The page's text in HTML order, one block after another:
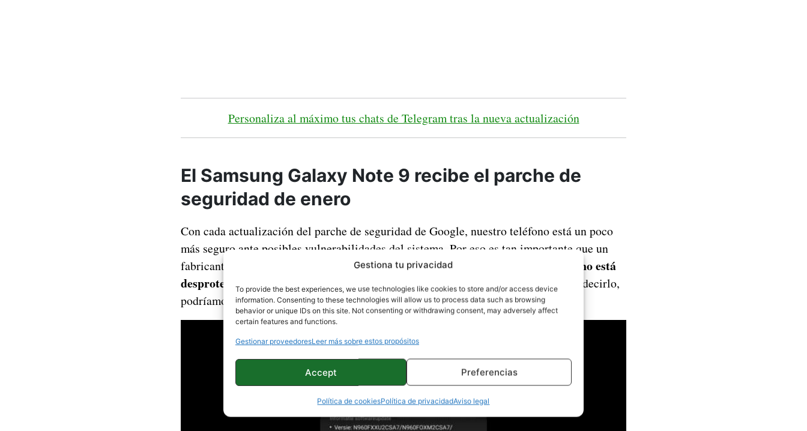
Gestiona tu privacidad
To provide the best experiences, we use technologies like cookies to store and/or access device
information. Consenting to these technologies will allow us to process data such as browsing
behavior or unique IDs on this site. Not consenting or withdrawing consent, may adversely affect
certain features and functions.
Gestionar proveedoresLeer más sobre estos propósitos
Accept Preferencias
Política de cookiesPolítica de privacidadAviso legal
Personaliza al máximo tus chats de Telegram tras la nueva actualización
El Samsung Galaxy Note 9 recibe el parche de
seguridad de enero
Con cada actualización del parche de seguridad de Google, nuestro teléfono está un poco
más seguro ante posibles vulnerabilidades del sistema. Por eso es tan importante que un
fabricante actualice de forma regular sus terminales y es que si no es así,
tu teléfono está
desprotegido ante diferentes ataquesque puedan surgir hacia el sistema. Por así decirlo,
podríamos decir que es una base de datos de virus (para entendernos vamos).